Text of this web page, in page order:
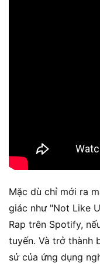
Mặc dù chỉ mới ra
giác như "Not Like
Rap trên Spotify,
tuyến. Và trở thành
sử của ứng dụng